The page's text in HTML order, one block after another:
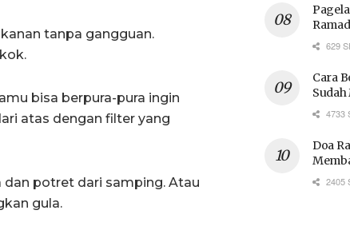
tanpa gangguan.
bisa berpura-pura ingin
atas dengan filter yang
potret dari samping. Atau
gula.
629
Cara
4733
Doa
2405